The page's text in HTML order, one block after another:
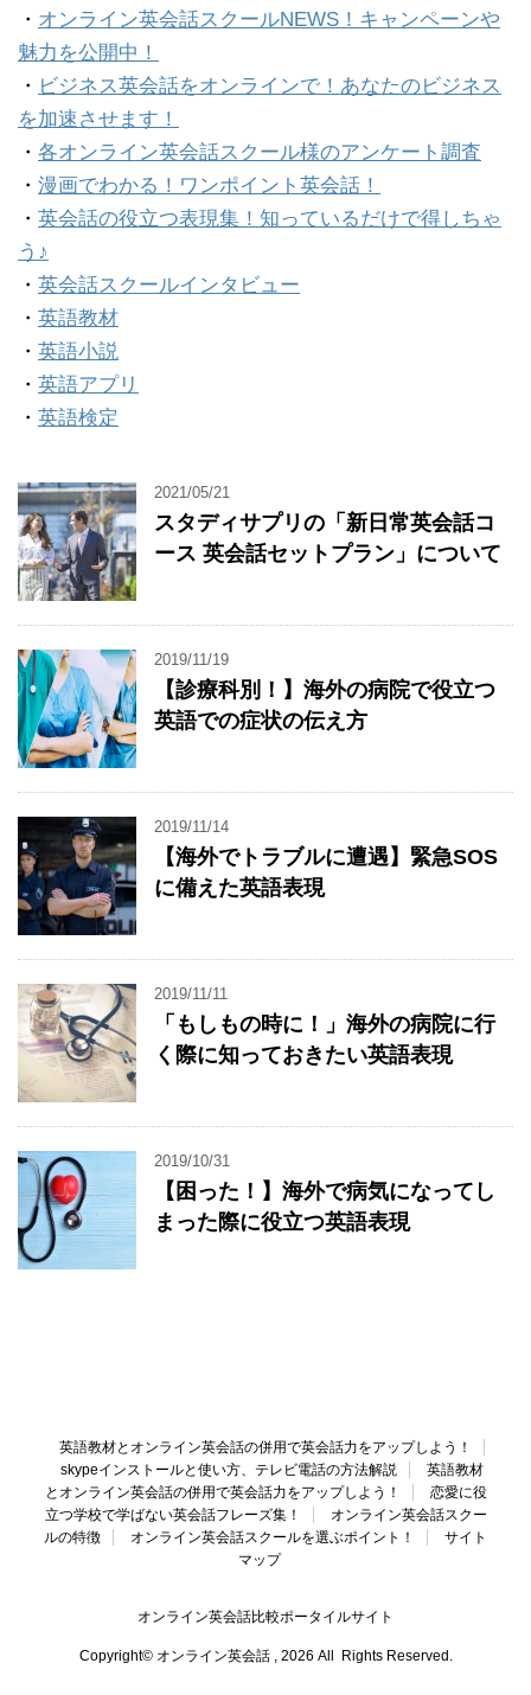
・ オンライン英会話スクールNEWS！キャンペーンや
魅力を公開中！
・ ビジネス英会話をオンラインで！あなたのビジネス
を加速させます！
・ 各オンライン英会話スクール様のアンケート調査
・ 漫画でわかる！ワンポイント英会話！
・ 英会話の役立つ表現集！知っているだけで得しちゃ
う♪
・ 英会話スクールインタビュー
・ 英語教材
・ 英語小説
・ 英語アプリ
・ 英語検定
2021/05/21
スタディサプリの「新日常英会話コ
ース 英会話セットプラン」について
2019/11/19
【診療科別！】海外の病院で役立つ
英語での症状の伝え方
2019/11/14
【海外でトラブルに遭遇】緊急SOS
に備えた英語表現
2019/11/11
「もしもの時に！」海外の病院に行
く際に知っておきたい英語表現
2019/10/31
【困った！】海外で病気になってし
まった際に役立つ英語表現
英語教材とオンライン英会話の併用で英会話力をアップしよう！
skypeインストールと使い方、テレビ電話の方法解説
英語教材
とオンライン英会話の併用で英会話力をアップしよう！
恋愛に役
立つ学校で学ばない英会話フレーズ集！
オンライン英会話スクー
ルの特徴
オンライン英会話スクールを選ぶポイント！
サイト
マップ
オンライン英会話比較ポータイルサイト
Copyright© オンライン英会話 , 2026 All Rights Reserved.